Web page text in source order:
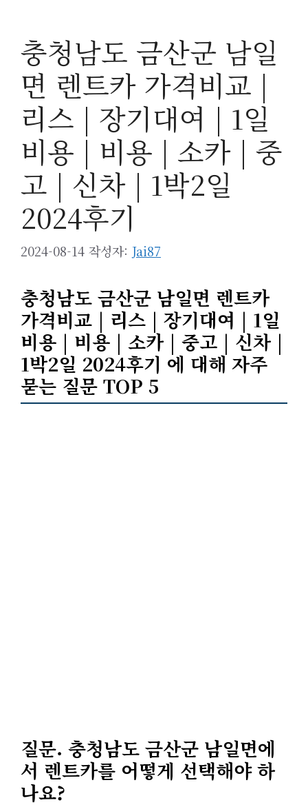
충청남도 금산군 남일
면 렌트카 가격비교 |
리스 | 장기대여 | 1일
비용 | 비용 | 소카 | 중
고 | 신차 | 1박2일
2024후기
2024-08-14 작성자: Jai87
충청남도 금산군 남일면 렌트카
가격비교 | 리스 | 장기대여 | 1일
비용 | 비용 | 소카 | 중고 | 신차 |
1박2일 2024후기 에 대해 자주
묻는 질문 TOP 5
질문. 충청남도 금산군 남일면에
서 렌트카를 어떻게 선택해야 하
나요?